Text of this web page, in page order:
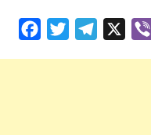
FacebookTwitterTelegram